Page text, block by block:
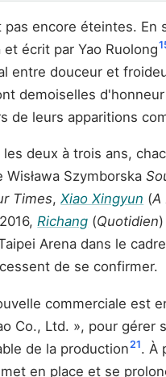
encore éteintes.
écrit par Yao Ruolong
douceur et
demoiselles
leurs apparitions
deux à trois ans,
Szymborska
Times,Xiao Xingyun (A
Richang (Quotidien
Arena dans le
de se confirmer.
commerciale
Co., Ltd. », pour gérer
de la production21. À
en place et se